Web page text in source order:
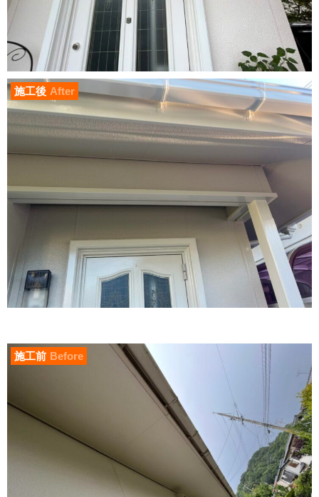
施工後 After
施工前 Before